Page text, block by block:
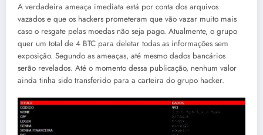
A verdadeira ameaça imediata está por conta dos arquivos
vazados e que os hackers prometeram que vão vazar muito mais
caso o resgate pelas moedas não seja pago. Atualmente, o grupo
quer um total de 4 BTC para deletar todas as informações sem
exposição. Segundo as ameaças, até mesmo dados bancários
serão revelados. Até o momento dessa publicação, nenhum valor
ainda tinha sido transferido para a carteira do grupo hacker.